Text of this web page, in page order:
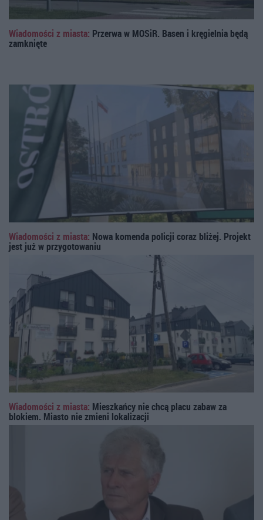
Wiadomości z miasta: Przerwa w MOSiR. Basen i kręgielnia będą
zamknięte
Wiadomości z miasta: Nowa komenda policji coraz bliżej. Projekt
jest już w przygotowaniu
Wiadomości z miasta: Mieszkańcy nie chcą placu zabaw za
blokiem. Miasto nie zmieni lokalizacji